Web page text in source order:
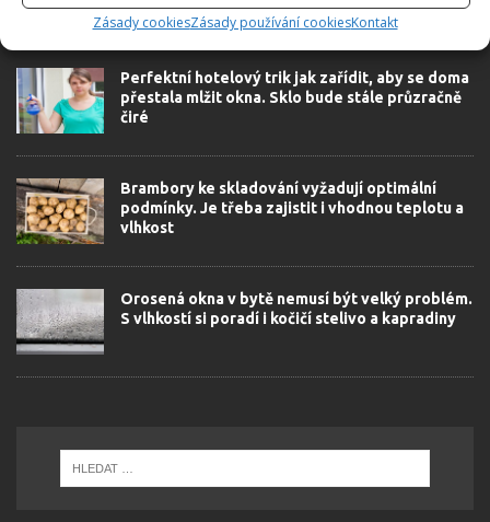
Zásady cookiesZásady používání cookiesKontakt
SOUVISEJÍCÍ ČLÁNKY
Perfektní hotelový trik jak zařídit, aby se doma
přestala mlžit okna. Sklo bude stále průzračně
čiré
Brambory ke skladování vyžadují optimální
podmínky. Je třeba zajistit i vhodnou teplotu a
vlhkost
Orosená okna v bytě nemusí být velký problém.
S vlhkostí si poradí i kočičí stelivo a kapradiny